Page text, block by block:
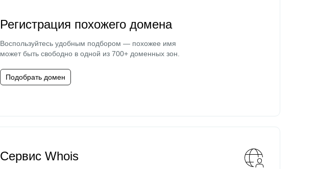
Регистрация похожего домена
Воспользуйтесь удобным подбором — похожее имя
может быть свободно в одной из 700+ доменных зон.
Подобрать домен
Сервис Whois